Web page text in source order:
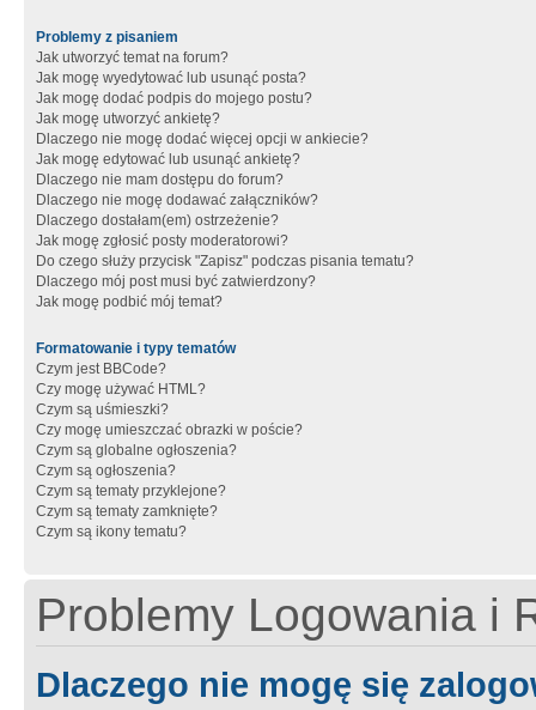
Problemy z pisaniem
Jak utworzyć temat na forum?
Jak mogę wyedytować lub usunąć posta?
Jak mogę dodać podpis do mojego postu?
Jak mogę utworzyć ankietę?
Dlaczego nie mogę dodać więcej opcji w ankiecie?
Jak mogę edytować lub usunąć ankietę?
Dlaczego nie mam dostępu do forum?
Dlaczego nie mogę dodawać załączników?
Dlaczego dostałam(em) ostrzeżenie?
Jak mogę zgłosić posty moderatorowi?
Do czego służy przycisk "Zapisz" podczas pisania tematu?
Dlaczego mój post musi być zatwierdzony?
Jak mogę podbić mój temat?
Formatowanie i typy tematów
Czym jest BBCode?
Czy mogę używać HTML?
Czym są uśmieszki?
Czy mogę umieszczać obrazki w poście?
Czym są globalne ogłoszenia?
Czym są ogłoszenia?
Czym są tematy przyklejone?
Czym są tematy zamknięte?
Czym są ikony tematu?
Problemy Logowania i
Dlaczego nie mogę się